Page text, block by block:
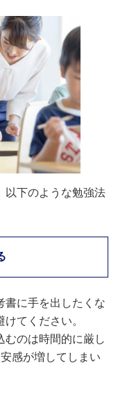
以下のような勉強法
書に手を出したくな
てください。
むのは時間的に厳し
感が増してしまい